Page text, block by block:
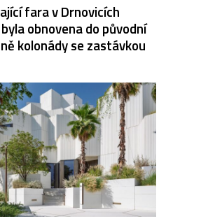
fara v Drnovicích
obnovena do původní
kolonády se zastávkou